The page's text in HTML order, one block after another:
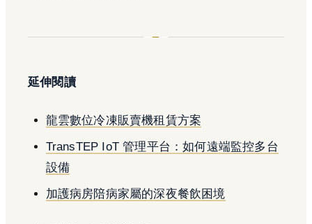
延伸閱讀
龍雲數位冷凍販賣機租賃方案
TransTEP IoT 管理平台：如何遠端監控多台
設備
加護病房陪病家屬的深夜餐飲困境